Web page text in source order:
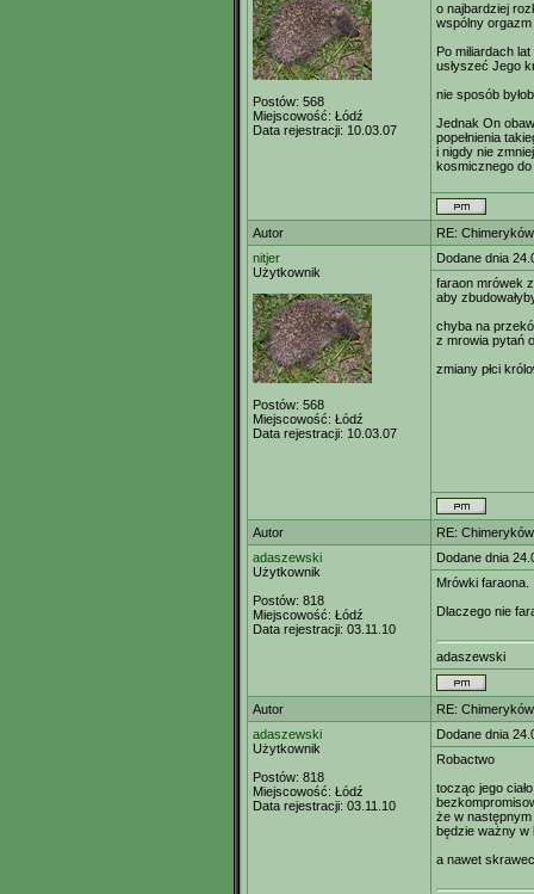
Postów: 568
Miejscowość: Łódź
Data rejestracji: 10.03.07
o najbardziej
wspólny orgazm
Po miliardach lat
usłyszeć Jego
nie sposób
Jednak On
popełnienia
i nigdy nie
kosmicznego
Autor
RE:
nitjer
Użytkownik
Postów: 568
Miejscowość: Łódź
Data rejestracji: 10.03.07
Dodane dnia
faraon mrówek
aby
chyba na
z mrowia pytań
zmiany płci
Autor
RE:
adaszewski
Użytkownik
Postów: 818
Miejscowość: Łódź
Data rejestracji: 03.11.10
Dodane dnia
Mrówki faraona.
Dlaczego nie
adaszewski
Autor
RE:
adaszewski
Użytkownik
Postów: 818
Miejscowość: Łódź
Data rejestracji: 03.11.10
Dodane dnia
Robactwo
tocząc jego ciało
że w
będzie ważny w
a nawet